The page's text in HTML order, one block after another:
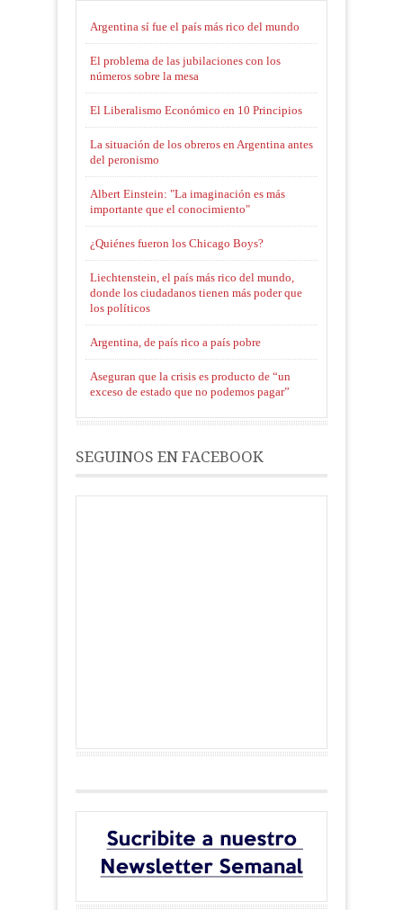
Argentina sí fue el país más rico del mundo
El problema de las jubilaciones con los
números sobre la mesa
El Liberalismo Económico en 10 Principios
La situación de los obreros en Argentina antes
del peronismo
Albert Einstein: "La imaginación es más
importante que el conocimiento"
¿Quiénes fueron los Chicago Boys?
Liechtenstein, el país más rico del mundo,
donde los ciudadanos tienen más poder que
los políticos
Argentina, de país rico a país pobre
Aseguran que la crisis es producto de “un
exceso de estado que no podemos pagar”
SEGUINOS EN FACEBOOK